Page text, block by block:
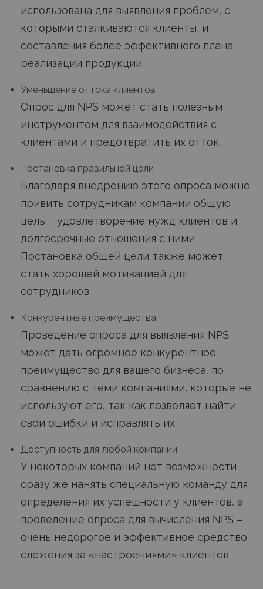
использована для выявления проблем, с
которыми сталкиваются клиенты, и
составления более эффективного плана
реализации продукции.
Уменьшение оттока клиентов
Опрос для NPS может стать полезным
инструментом для взаимодействия с
клиентами и предотвратить их отток.
Постановка правильной цели
Благодаря внедрению этого опроса можно
привить сотрудникам компании общую
цель – удовлетворение нужд клиентов и
долгосрочные отношения с ними.
Постановка общей цели также может
стать хорошей мотивацией для
сотрудников.
Конкурентные преимущества
Проведение опроса для выявления NPS
может дать огромное конкурентное
преимущество для вашего бизнеса, по
сравнению с теми компаниями, которые не
используют его, так как позволяет найти
свои ошибки и исправлять их.
Доступность для любой компании
У некоторых компаний нет возможности
сразу же нанять специальную команду для
определения их успешности у клиентов, а
проведение опроса для вычисления NPS –
очень недорогое и эффективное средство
слежения за «настроениями» клиентов.